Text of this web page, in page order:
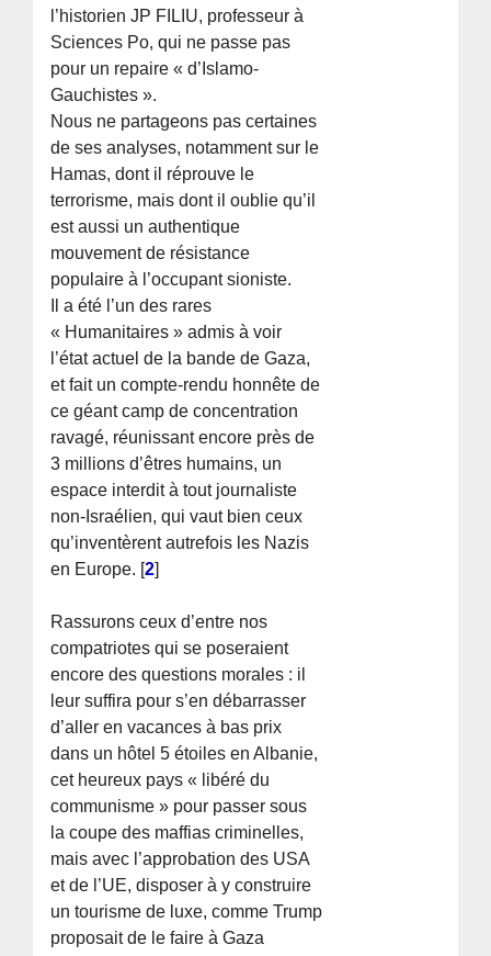
l’historien JP FILIU, professeur à
Sciences Po, qui ne passe pas
pour un repaire « d’Islamo-
Gauchistes ».
Nous ne partageons pas certaines
de ses analyses, notamment sur le
Hamas, dont il réprouve le
terrorisme, mais dont il oublie qu’il
est aussi un authentique
mouvement de résistance
populaire à l’occupant sioniste.
Il a été l’un des rares
« Humanitaires » admis à voir
l’état actuel de la bande de Gaza,
et fait un compte-rendu honnête de
ce géant camp de concentration
ravagé, réunissant encore près de
3 millions d’êtres humains, un
espace interdit à tout journaliste
non-Israélien, qui vaut bien ceux
qu’inventèrent autrefois les Nazis
en Europe. [2]
Rassurons ceux d’entre nos
compatriotes qui se poseraient
encore des questions morales : il
leur suffira pour s’en débarrasser
d’aller en vacances à bas prix
dans un hôtel 5 étoiles en Albanie,
cet heureux pays « libéré du
communisme » pour passer sous
la coupe des maffias criminelles,
mais avec l’approbation des USA
et de l’UE, disposer à y construire
un tourisme de luxe, comme Trump
proposait de le faire à Gaza